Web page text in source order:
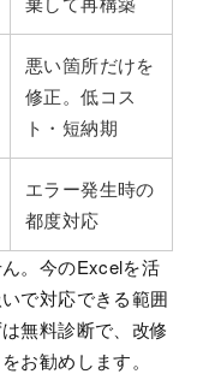
悪い箇所だけを
修正。低コス
ト・短納期
エラー発生時の
都度対応
。今のExcelを活
で対応できる範囲
無料診断で、改修
お勧めします。